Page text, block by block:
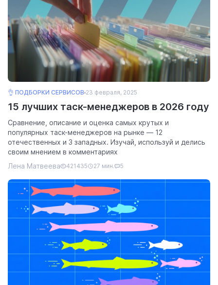
👌 ПОДБОРКИ СЕРВИСОВ 23 февраля, 2025
15 лучших таск-менеджеров в 2026 году
Сравнение, описание и оценка самых крутых и
популярных таск-менеджеров на рынке — 12
отечественных и 3 западных. Изучай, используй и делись
своим мнением в комментариях
Лена Матвеева
421435 27 мин. 5